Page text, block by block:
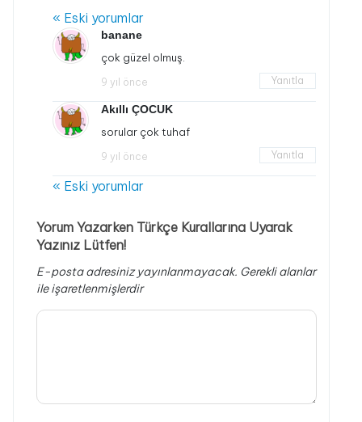
« Eski yorumlar
banane
çok güzel olmuş.
9 yıl önce Yanıtla
Akıllı ÇOCUK
sorular çok tuhaf
9 yıl önce Yanıtla
« Eski yorumlar
Yorum Yazarken Türkçe Kurallarına Uyarak
Yazınız Lütfen!
E-posta adresiniz yayınlanmayacak. Gerekli alanlar
ile işaretlenmişlerdir